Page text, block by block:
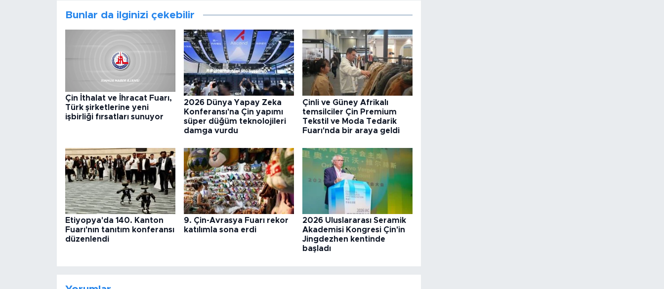
Bunlar da ilginizi çekebilir
Çin İthalat ve İhracat Fuarı,
Türk şirketlerine yeni
işbirliği fırsatları sunuyor
2026 Dünya Yapay Zeka
Konferansı'na Çin yapımı
süper düğüm teknolojileri
damga vurdu
Çinli ve Güney Afrikalı
temsilciler Çin Premium
Tekstil ve Moda Tedarik
Fuarı'nda bir araya geldi
Etiyopya'da 140. Kanton
Fuarı'nın tanıtım konferansı
düzenlendi
9. Çin-Avrasya Fuarı rekor
katılımla sona erdi
2026 Uluslararası Seramik
Akademisi Kongresi Çin'in
Jingdezhen kentinde
başladı